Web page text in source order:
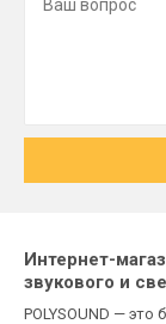
Интернет-
звукового и
POLYSOUND —